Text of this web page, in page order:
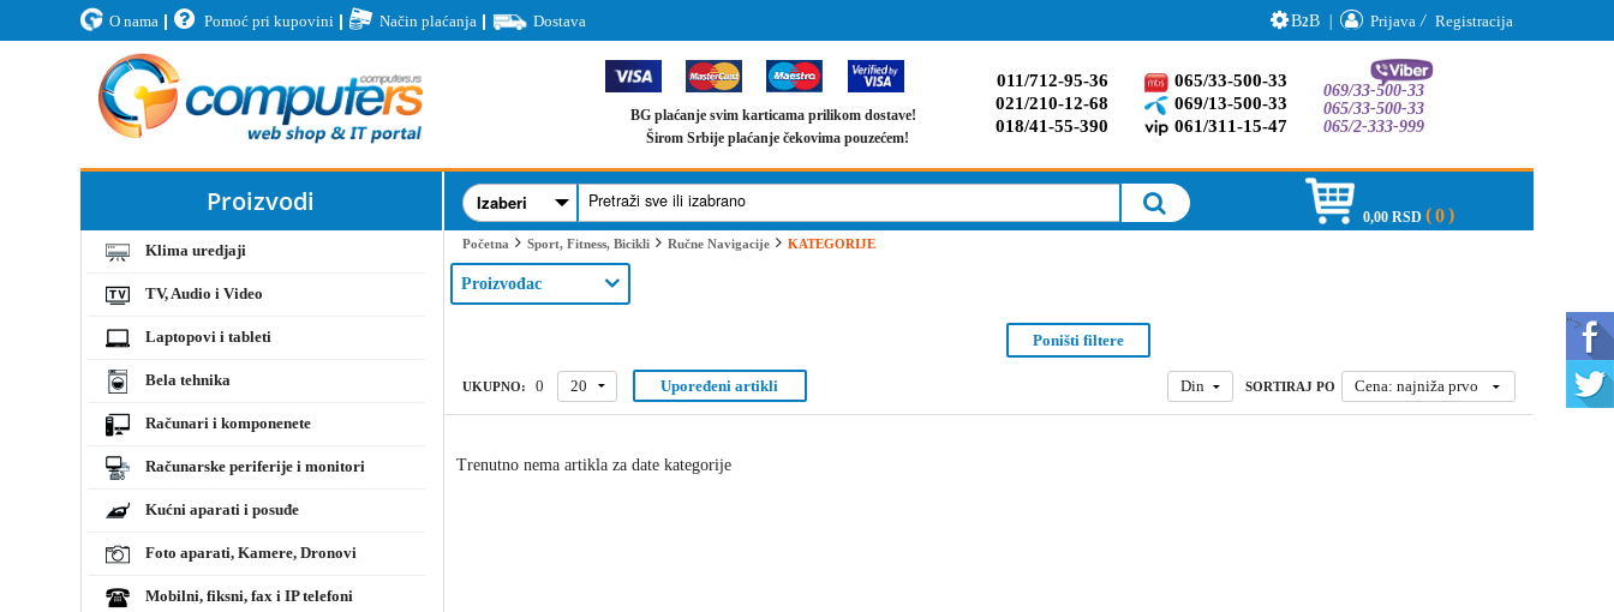
">
O nama Pomoć pri kupovini Način plaćanja Dostava B2B | Prijava / Registracija
BG plaćanje svim karticama prilikom dostave!
Širom Srbije plaćanje čekovima pouzećem!
011/712-95-36
021/210-12-68
018/41-55-390
065/33-500-33
069/13-500-33
061/311-15-47
069/33-500-33
065/33-500-33
065/2-333-999
Proizvodi
Klima uredjaji
TV, Audio i Video
Laptopovi i tableti
Bela tehnika
Računari i komponenete
Računarske periferije i monitori
Kućni aparati i posuđe
Foto aparati, Kamere, Dronovi
Mobilni, fiksni, fax i IP telefoni
0,00 RSD 0
Početna Sport, Fitness, Bicikli Ručne Navigacije KATEGORIJE
Proizvođac
Poništi filtere
UKUPNO: 0 20 Upoređeni artikli Din SORTIRAJ PO Cena: najniža prvo
Trenutno nema artikla za date kategorije